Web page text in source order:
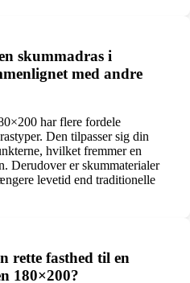
skummadras i
med andre
har flere fordele
Den tilpasser sig din
hvilket fremmer en
Derudover er skummaterialer
levetid end traditionelle
rette fasthed til en
180×200?